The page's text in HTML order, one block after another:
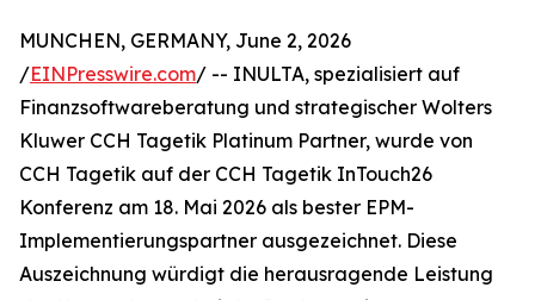
MUNCHEN, GERMANY, June 2, 2026
/EINPresswire.com/ -- INULTA, spezialisiert auf
Finanzsoftwareberatung und strategischer Wolters
Kluwer CCH Tagetik Platinum Partner, wurde von
CCH Tagetik auf der CCH Tagetik InTouch26
Konferenz am 18. Mai 2026 als bester EPM-
Implementierungspartner ausgezeichnet. Diese
Auszeichnung würdigt die herausragende Leistung